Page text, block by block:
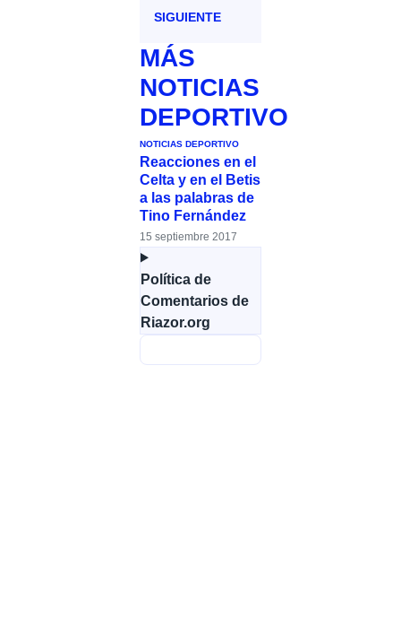
SIGUIENTE
MÁS
NOTICIAS
DEPORTIVO
NOTICIAS DEPORTIVO
Reacciones en el
Celta y en el Betis
a las palabras de
Tino Fernández
15 septiembre 2017
Política de
Comentarios de
Riazor.org